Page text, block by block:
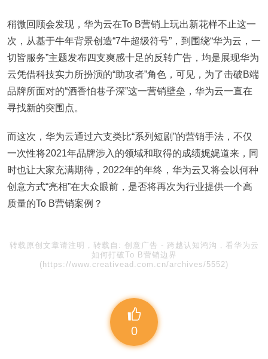
稍微回顾会发现，华为云在To B营销上玩出新花样不止这一
次，从基于牛年背景创造“7牛超级符号”，到围绕“华为云，一
切皆服务”主题发布四支爽感十足的反转广告，均是展现华为
云凭借科技实力所扮演的“助攻者”角色，可见，为了击破B端
品牌所面对的“酒香怕巷子深”这一营销壁垒，华为云一直在
寻找新的突围点。
而这次，华为云通过六支类比“系列短剧”的营销手法，不仅
一次性将2021年品牌涉入的领域和取得的成绩娓娓道来，同
时也让大家充满期待，2022年的年终，华为云又将会以何种
创意方式“亮相”在大众眼前，是否将再次为行业提供一个高
质量的To B营销案例？
转载原创文章请注明，转载自: 创意广告 - 跨越认知鸿沟，看华为云
如何打破To B营销边界
(https://www.creativead.com.cn/archives/5552)
0